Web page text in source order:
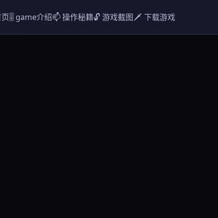
🎚️ game介绍📫 操作秘籍🔓 游戏截图🗡️ 下载游戏